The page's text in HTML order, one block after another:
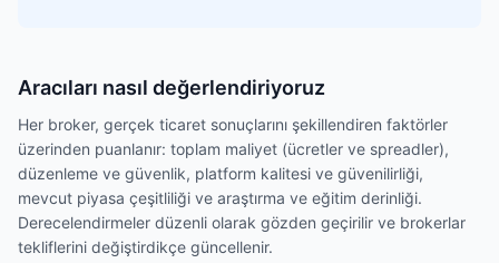
Aracıları nasıl değerlendiriyoruz
Her broker, gerçek ticaret sonuçlarını şekillendiren faktörler
üzerinden puanlanır: toplam maliyet (ücretler ve spreadler),
düzenleme ve güvenlik, platform kalitesi ve güvenilirliği,
mevcut piyasa çeşitliliği ve araştırma ve eğitim derinliği.
Derecelendirmeler düzenli olarak gözden geçirilir ve brokerlar
tekliflerini değiştirdikçe güncellenir.